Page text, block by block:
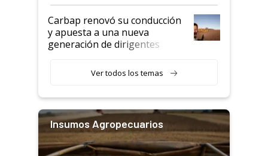
Carbap renovó su conducción
y apuesta a una nueva
generación de dirigentes
Ver todos los temas
Insumos Agropecuarios